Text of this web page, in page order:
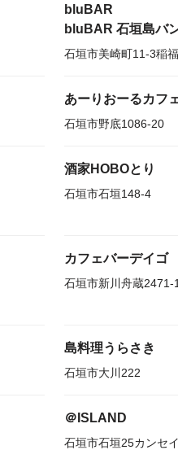
bluBAR
bluBAR 石垣島バ
石垣市美崎町11-3稲
あーりおーるカフ
石垣市野底1086-20
酒家HOBOとり
石垣市石垣148-4
カフェバーデイゴ
石垣市新川舟蔵2471-1
島料理うらさき
石垣市大川222
＠ISLAND
石垣市石垣25カンセ